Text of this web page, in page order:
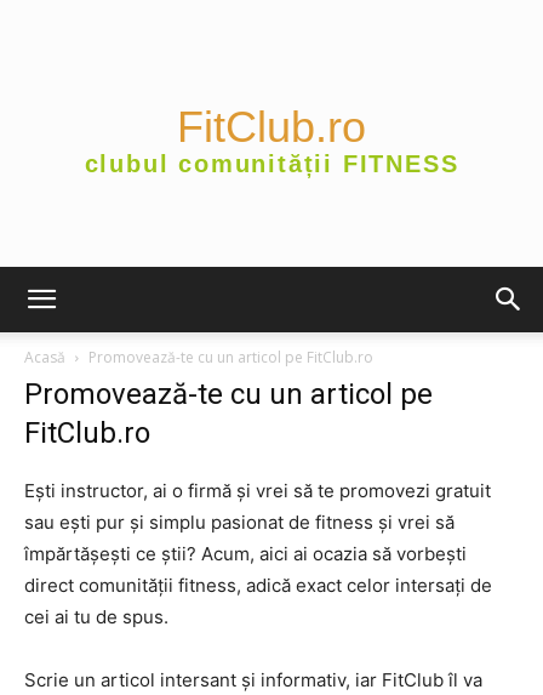
FitClub.ro
clubul comunității FITNESS
Acasă Promovează-te cu un articol pe FitClub.ro
Promovează-te cu un articol pe
FitClub.ro
Ești instructor, ai o firmă și vrei să te promovezi gratuit
sau ești pur și simplu pasionat de fitness și vrei să
împărtășești ce știi? Acum, aici ai ocazia să vorbești
direct comunității fitness, adică exact celor intersați de
cei ai tu de spus.
Scrie un articol intersant și informativ, iar FitClub îl va